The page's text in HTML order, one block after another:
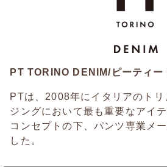
PT TORINO DENIM/ピーティー
PTは、2008年にイタリアのトリ
ジングにおいて最も重要なアイ
コンセプトの下、パンツ専業メ
した。